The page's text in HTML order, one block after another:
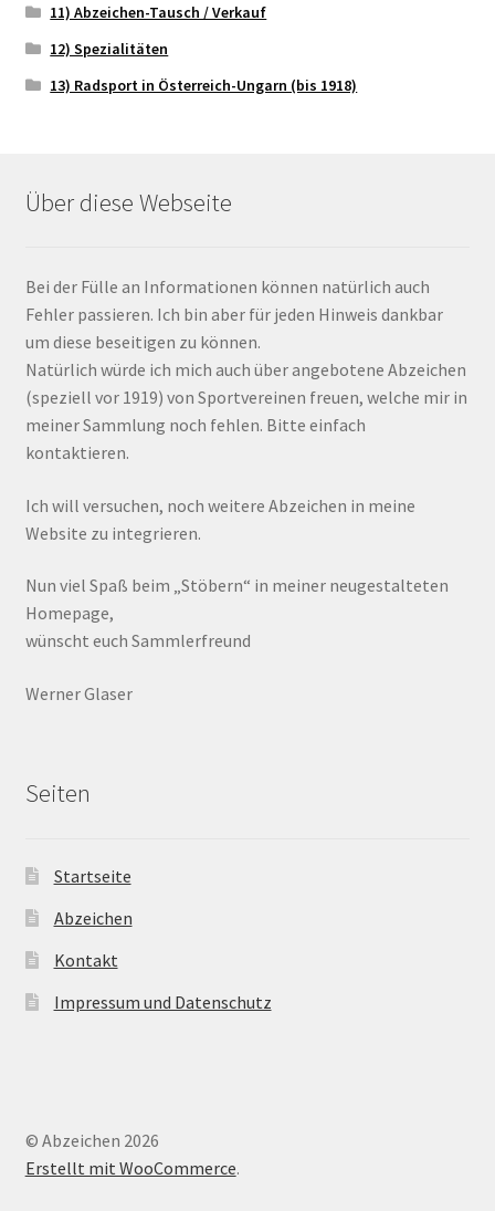
11) Abzeichen-Tausch / Verkauf
12) Spezialitäten
13) Radsport in Österreich-Ungarn (bis 1918)
Über diese Webseite
Bei der Fülle an Informationen können natürlich auch
Fehler passieren. Ich bin aber für jeden Hinweis dankbar
um diese beseitigen zu können.
Natürlich würde ich mich auch über angebotene Abzeichen
(speziell vor 1919) von Sportvereinen freuen, welche mir in
meiner Sammlung noch fehlen. Bitte einfach
kontaktieren.
Ich will versuchen, noch weitere Abzeichen in meine
Website zu integrieren.
Nun viel Spaß beim „Stöbern“ in meiner neugestalteten
Homepage,
wünscht euch Sammlerfreund
Werner Glaser
Seiten
Startseite
Abzeichen
Kontakt
Impressum und Datenschutz
© Abzeichen 2026
Erstellt mit WooCommerce.